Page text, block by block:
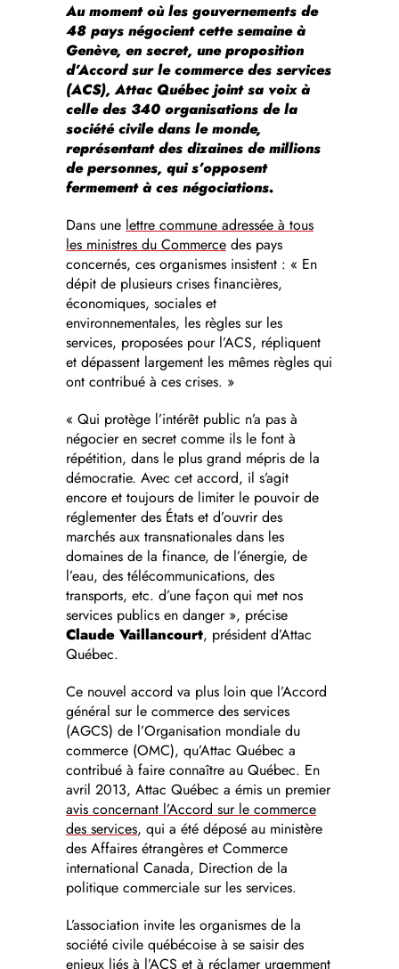
Au moment où les gouvernements de
48 pays négocient cette semaine à
Genève, en secret, une proposition
d’Accord sur le commerce des services
(ACS), Attac Québec joint sa voix à
celle des 340 organisations de la
société civile dans le monde,
représentant des dizaines de millions
de personnes, qui s’opposent
fermement à ces négociations.
Dans une lettre commune adressée à tous
les ministres du Commerce des pays
concernés, ces organismes insistent : « En
dépit de plusieurs crises financières,
économiques, sociales et
environnementales, les règles sur les
services, proposées pour l’ACS, répliquent
et dépassent largement les mêmes règles qui
ont contribué à ces crises. »
« Qui protège l’intérêt public n’a pas à
négocier en secret comme ils le font à
répétition, dans le plus grand mépris de la
démocratie. Avec cet accord, il s’agit
encore et toujours de limiter le pouvoir de
réglementer des États et d’ouvrir des
marchés aux transnationales dans les
domaines de la finance, de l’énergie, de
l’eau, des télécommunications, des
transports, etc. d’une façon qui met nos
services publics en danger », précise
Claude Vaillancourt, président d’Attac
Québec.
Ce nouvel accord va plus loin que l’Accord
général sur le commerce des services
(AGCS) de l’Organisation mondiale du
commerce (OMC), qu’Attac Québec a
contribué à faire connaître au Québec. En
avril 2013, Attac Québec a émis un premier
avis concernant l’Accord sur le commerce
des services, qui a été déposé au ministère
des Affaires étrangères et Commerce
international Canada, Direction de la
politique commerciale sur les services.
L’association invite les organismes de la
société civile québécoise à se saisir des
enjeux liés à l’ACS et à réclamer urgemment